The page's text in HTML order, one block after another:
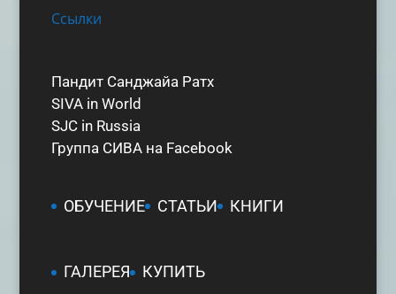
Ссылки
Пандит Санджайа Ратх
SIVA in World
SJC in Russia
Группа СИВА на Facebook
ОБУЧЕНИЕ СТАТЬИ КНИГИ
ГАЛЕРЕЯ КУПИТЬ